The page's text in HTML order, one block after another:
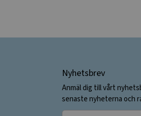
Nyhetsbrev
Anmäl dig till vårt
senaste nyheterna och